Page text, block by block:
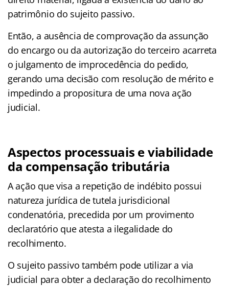
patrimônio do sujeito passivo.
Então, a ausência de comprovação da assunção
do encargo ou da autorização do terceiro acarreta
o julgamento de improcedência do pedido,
gerando uma decisão com resolução de mérito e
impedindo a propositura de uma nova ação
judicial.
Aspectos processuais e viabilidade
da compensação tributária
A ação que visa a repetição de indébito possui
natureza jurídica de tutela jurisdicional
condenatória, precedida por um provimento
declaratório que atesta a ilegalidade do
recolhimento.
O sujeito passivo também pode utilizar a via
judicial para obter a declaração do recolhimento